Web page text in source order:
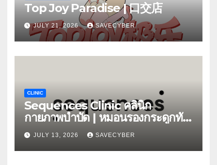
Top Joy Paradise | 口交店
JULY 21, 2026 SAVECYBER
CLINIC
Sequences Clinic คลินิก
กายภาพบำบัด | หมอนรองกระดูกทับ
เส้นJULY 13, 2026 SAVECYBER